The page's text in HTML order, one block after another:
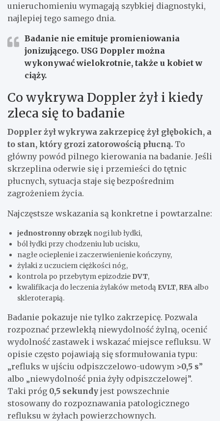
unieruchomieniu wymagają szybkiej diagnostyki,
najlepiej tego samego dnia.
Badanie nie emituje promieniowania
jonizującego. USG Doppler można
wykonywać wielokrotnie, także u kobiet w
ciąży.
Co wykrywa Doppler żył i kiedy
zleca się to badanie
Doppler żył wykrywa zakrzepicę żył głębokich, a
to stan, który grozi zatorowością płucną. To
główny powód pilnego kierowania na badanie. Jeśli
skrzeplina oderwie się i przemieści do tętnic
płucnych, sytuacja staje się bezpośrednim
zagrożeniem życia.
Najczęstsze wskazania są konkretne i powtarzalne:
jednostronny obrzęk nogi lub łydki,
ból łydki przy chodzeniu lub ucisku,
nagłe ocieplenie i zaczerwienienie kończyny,
żylaki z uczuciem ciężkości nóg,
kontrola po przebytym epizodzie DVT,
kwalifikacja do leczenia żylaków metodą EVLT, RFA albo
skleroterapią.
Badanie pokazuje nie tylko zakrzepicę. Pozwala
rozpoznać przewlekłą niewydolność żylną, ocenić
wydolność zastawek i wskazać miejsce refluksu. W
opisie często pojawiają się sformułowania typu:
„refluks w ujściu odpiszczelowo-udowym >0,5 s”
albo „niewydolność pnia żyły odpiszczelowej”.
Taki próg 0,5 sekundy jest powszechnie
stosowany do rozpoznawania patologicznego
refluksu w żyłach powierzchownych.